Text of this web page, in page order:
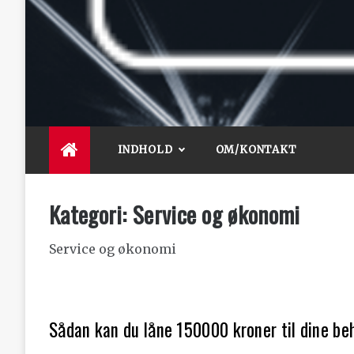
Knife for life
De bedste artikler, tips og tricks finder du her.
INDHOLD OM/KONTAKT
Kategori:Service og økonomi
Service og økonomi
Sådan kan du låne 150000 kroner til dine